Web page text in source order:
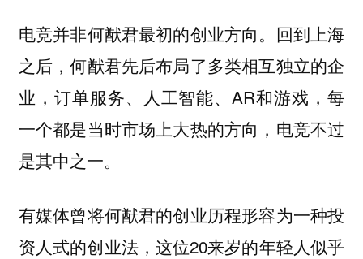
电竞并非何猷君最初的创业方向。回到上海
之后，何猷君先后布局了多类相互独立的企
业，订单服务、人工智能、AR和游戏，每
一个都是当时市场上大热的方向，电竞不过
是其中之一。
有媒体曾将何猷君的创业历程形容为一种投
资人式的创业法，这位20来岁的年轻人似乎